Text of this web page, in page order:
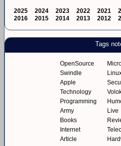
2025 2024 2023 2022 2021
2016
2015 2014 2013 2012
Tags
OpenSource
Swindle
Apple
Technology
Programming
Army
Live
Books
Internet
Article